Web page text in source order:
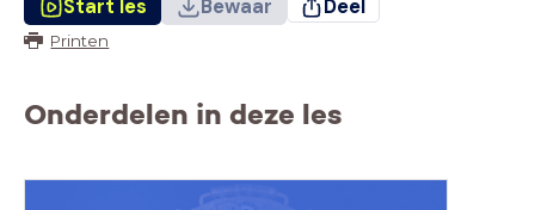
Start les Bewaar Deel
Printen
Onderdelen in deze les